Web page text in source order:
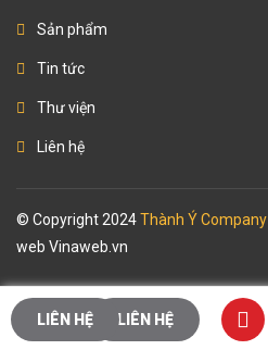
Sản phẩm
Tin tức
Thư viện
Liên hệ
© Copyright 2024Thành Ý Company
web Vinaweb.vn
LIÊN HỆ
LIÊN HỆ